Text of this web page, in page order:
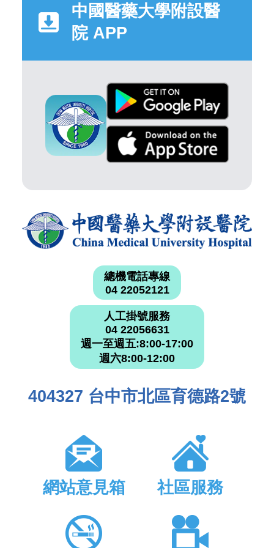
中國醫藥大學附設醫
院 APP
總機電話專線
04 22052121
人工掛號服務
04 22056631
週一至週五:8:00-17:00
週六8:00-12:00
404327 台中市北區育德路2號
網站意見箱 社區服務